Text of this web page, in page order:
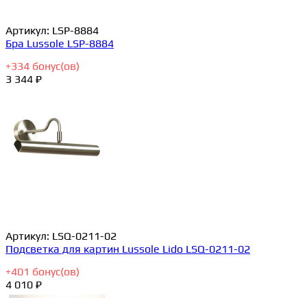
Артикул: LSP-8884
Бра Lussole LSP-8884
+334 бонус(ов)
3 344 ₽
Артикул: LSQ-0211-02
Подсветка для картин Lussole Lido LSQ-0211-02
+401 бонус(ов)
4 010 ₽